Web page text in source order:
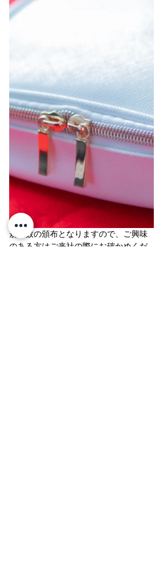
規定数の頒布となりますので、ご興味
のある方はご来社の際にお確かめくだ